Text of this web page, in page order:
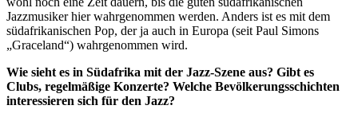
Jazzmusiker hier wahrgenommen werden. Anders ist es mit dem
südafrikanischen Pop, der ja auch in Europa (seit Paul Simons
„Graceland“) wahrgenommen wird.
Wie sieht es in Südafrika mit der Jazz-Szene aus? Gibt es
Clubs, regelmäßige Konzerte? Welche Bevölkerungsschichten
interessieren sich für den Jazz?